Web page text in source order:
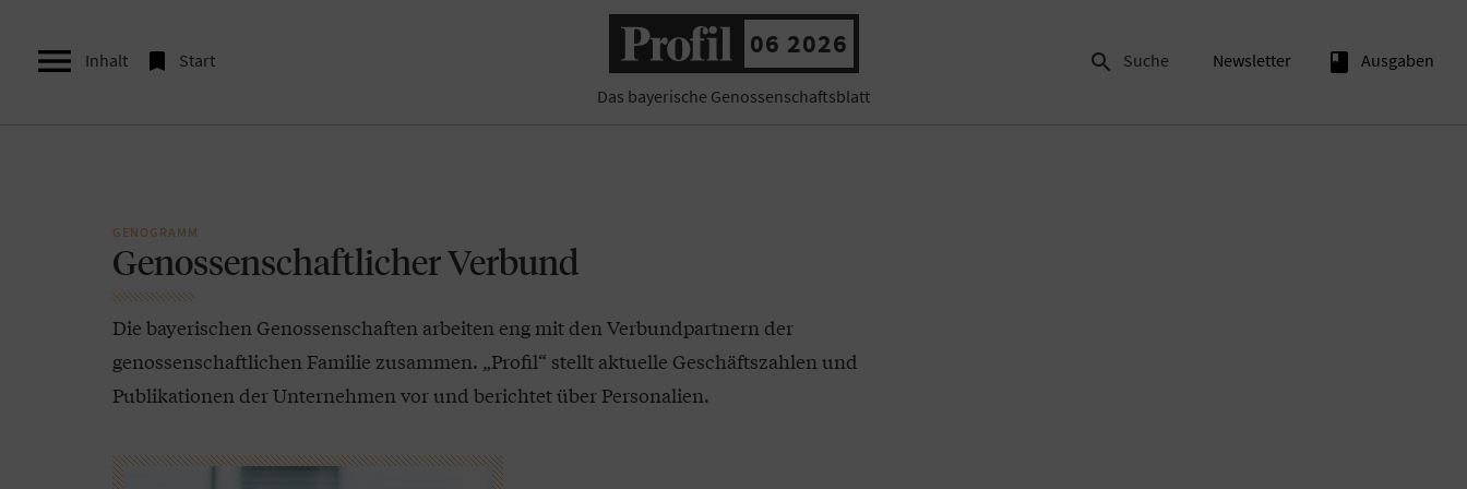
 Inhalt  Start
06 2026
Das bayerische Genossenschaftsblatt
 Suche Newsletter book Ausgaben
GENOGRAMM
Genossenschaftlicher Verbund
Die bayerischen Genossenschaften arbeiten eng mit den Verbundpartnern der
genossenschaftlichen Familie zusammen. „Profil“ stellt aktuelle Geschäftszahlen und
Publikationen der Unternehmen vor und berichtet über Personalien.